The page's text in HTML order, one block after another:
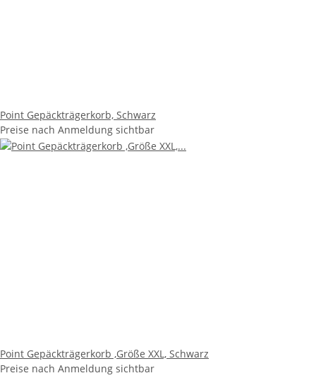
Point Gepäckträgerkorb, Schwarz
Preise nach Anmeldung sichtbar
Point Gepäckträgerkorb ,Größe XXL, Schwarz
Preise nach Anmeldung sichtbar